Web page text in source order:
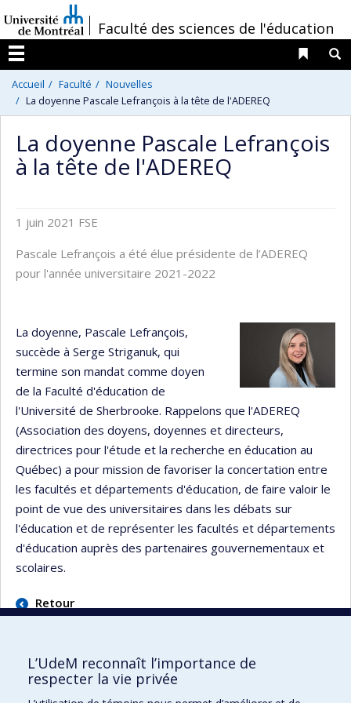
au
contenu
/Faculté des sciences de l'éducation
Menu
Liens
Accueil Faculté
Nouvelles
La doyenne Pascale Lefrançois à la tête de l'ADEREQ
La doyenne Pascale Lefrançois
à la tête de l'ADEREQ
1 juin 2021 FSE
Pascale Lefrançois a été élue présidente de l’ADEREQ
pour l'année universitaire 2021-2022
La doyenne, Pascale Lefrançois,
succède à Serge Striganuk, qui
termine son mandat comme doyen
de la Faculté d'éducation de
l'Université de Sherbrooke. Rappelons que l'ADEREQ
(Association des doyens, doyennes et directeurs,
directrices pour l'étude et la recherche en éducation au
Québec) a pour mission de favoriser la concertation entre
les facultés et départements d'éducation, de faire valoir le
point de vue des universitaires dans les débats sur
l'éducation et de représenter les facultés et départements
d'éducation auprès des partenaires gouvernementaux et
scolaires.
Retour
L’UdeM reconnaît l’importance de
respecter la vie privée